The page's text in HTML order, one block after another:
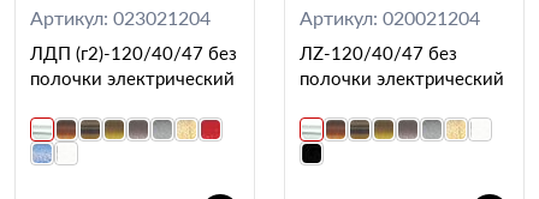
Артикул: 023021204
ЛДП (г2)-120/40/47 без
полочки электрический
Артикул: 020021204
ЛZ-120/40/47 без
полочки электрический